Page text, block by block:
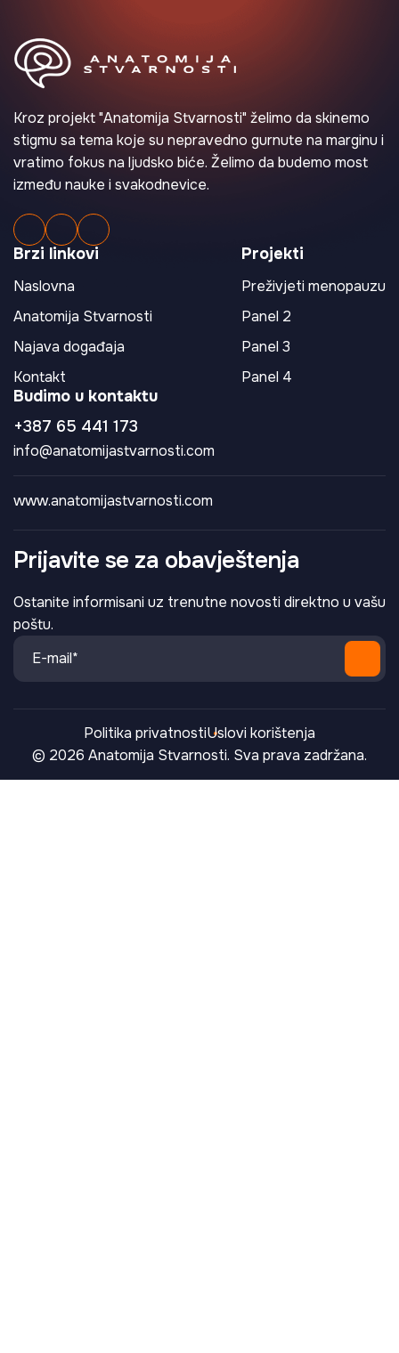
Kroz projekt "Anatomija Stvarnosti" želimo da skinemo
stigmu sa tema koje su nepravedno gurnute na marginu i
vratimo fokus na ljudsko biće. Želimo da budemo most
između nauke i svakodnevice.
Brzi linkovi
Naslovna
Anatomija Stvarnosti
Najava događaja
Kontakt
Projekti
Preživjeti menopauzu
Panel 2
Panel 3
Panel 4
Budimo u kontaktu
+387 65 441 173
info@anatomijastvarnosti.com
www.anatomijastvarnosti.com
Prijavite se za obavještenja
Ostanite informisani uz trenutne novosti direktno u vašu
poštu.
© 2026 Anatomija Stvarnosti. Sva prava zadržana.
Politika privatnostiUslovi korištenja